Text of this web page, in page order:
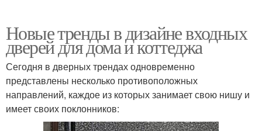
Новые тренды в дизайне входных
дверей для дома и коттеджа
Сегодня в дверных трендах одновременно
представлены несколько противоположных
направлений, каждое из которых занимает свою нишу и
имеет своих поклонников: